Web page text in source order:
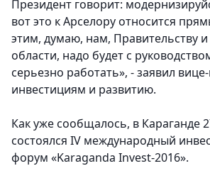
Президент говорит:
вот это к Арселору относится
этим, думаю, нам, Правительству
области, надо будет с
серьезно работать», - заявил
инвестициям и развитию.
Как уже сообщалось, в Караганде
состоялся IV международный
форум «Karaganda Invest-2016».